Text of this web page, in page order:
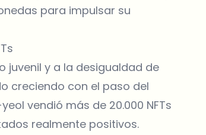
para impulsar su
juvenil y a la desigualdad de
creciendo con el paso del
vendió más de 20.000 NFTs
realmente positivos.